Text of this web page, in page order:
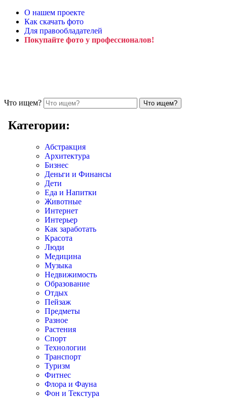
О нашем проекте
Как скачать фото
Для правообладателей
Покупайте фото у профессионалов!
Что ищем?
Категории:
Абстракция
Архитектура
Бизнес
Деньги и Финансы
Дети
Еда и Напитки
Животные
Интернет
Интерьер
Как заработать
Красота
Люди
Медицина
Музыка
Недвижимость
Образование
Отдых
Пейзаж
Предметы
Разное
Растения
Спорт
Технологии
Транспорт
Туризм
Фитнес
Флора и Фауна
Фон и Текстура